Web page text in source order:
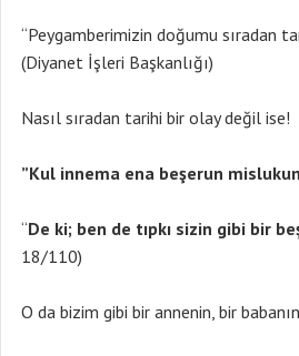
“Peygamberimizin doğumu sıradan
(Diyanet İşleri Başkanlığı)
Nasıl sıradan tarihi bir olay değil ise!
”Kul innema ena beşerun
“De ki; ben de tıpkı sizin gibi bir
18/110)
O da bizim gibi bir annenin, bir